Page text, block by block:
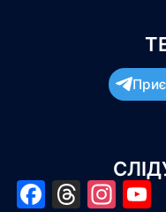
Facebook